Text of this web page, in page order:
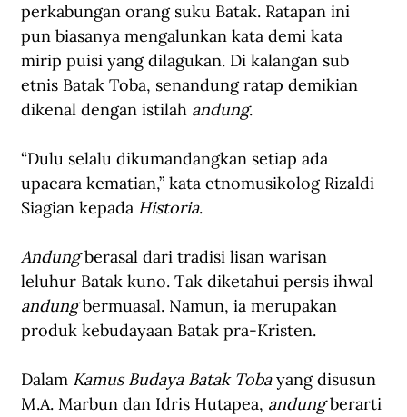
perkabungan orang suku Batak. Ratapan ini
pun biasanya mengalunkan kata demi kata
mirip puisi yang dilagukan. Di kalangan sub
etnis Batak Toba, senandung ratap demikian
dikenal dengan istilah andung.
“Dulu selalu dikumandangkan setiap ada
upacara kematian,” kata etnomusikolog Rizaldi
Siagian kepada Historia.
Andung berasal dari tradisi lisan warisan
leluhur Batak kuno. Tak diketahui persis ihwal
andung bermuasal. Namun, ia merupakan
produk kebudayaan Batak pra-Kristen.
Dalam Kamus Budaya Batak Toba yang disusun
M.A. Marbun dan Idris Hutapea, andung berarti